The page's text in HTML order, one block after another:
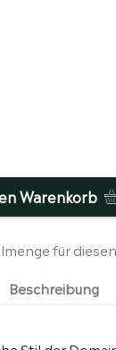
Warenkorb
für
Beschreibung